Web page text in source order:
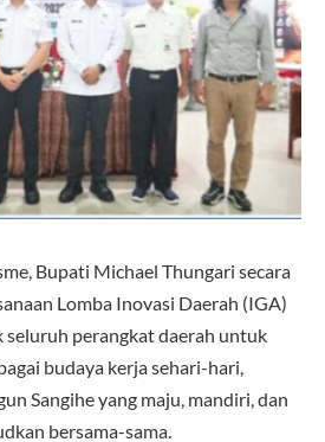
Bupati Michael Thungari secara
Lomba Inovasi Daerah (IGA)
seluruh perangkat daerah untuk
budaya kerja sehari-hari,
Sangihe yang maju, mandiri, dan
bersama-sama.